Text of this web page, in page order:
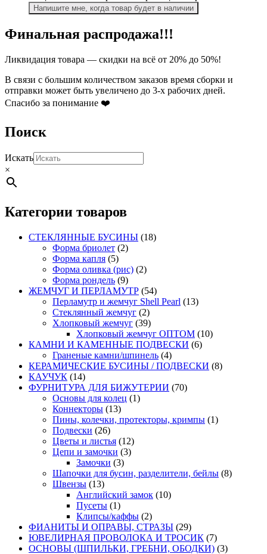
Напишите мне, когда товар будет в наличии
Финальная распродажа!!!
Ликвидация товара — скидки на всё от 20% до 50%!
В связи с большим количеством заказов время сборки и
отправки может быть увеличено до 3-х рабочих дней.
Спасибо за понимание ❤️
Поиск
Искать
×
Категории товаров
СТЕКЛЯННЫЕ БУСИНЫ (18)
Форма бриолет (2)
Форма капля (5)
Форма оливка (рис) (2)
Форма рондель (9)
ЖЕМЧУГ И ПЕРЛАМУТР (54)
Перламутр и жемчуг Shell Pearl (13)
Стеклянный жемчуг (2)
Хлопковый жемчуг (39)
Хлопковый жемчуг ОПТОМ (10)
КАМНИ И КАМЕННЫЕ ПОДВЕСКИ (6)
Граненые камни/шпинель (4)
КЕРАМИЧЕСКИЕ БУСИНЫ / ПОДВЕСКИ (8)
КАУЧУК (14)
ФУРНИТУРА ДЛЯ БИЖУТЕРИИ (70)
Основы для колец (1)
Коннекторы (13)
Пины, колечки, протекторы, кримпы (1)
Подвески (26)
Цветы и листья (12)
Цепи и замочки (3)
Замочки (3)
Шапочки для бусин, разделители, бейлы (8)
Швензы (13)
Английский замок (10)
Пусеты (1)
Клипсы/каффы (2)
ФИАНИТЫ И ОПРАВЫ, СТРАЗЫ (29)
ЮВЕЛИРНАЯ ПРОВОЛОКА И ТРОСИК (7)
ОСНОВЫ (ШПИЛЬКИ, ГРЕБНИ, ОБОДКИ) (3)